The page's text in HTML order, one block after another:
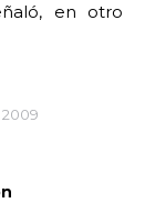
en otro